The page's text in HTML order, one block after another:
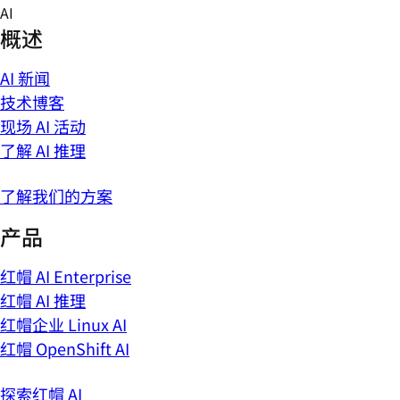
Skip
to
content
AI
概述
AI 新闻
技术博客
现场 AI 活动
了解 AI 推理
了解我们的方案
产品
红帽 AI Enterprise
红帽 AI 推理
红帽企业 Linux AI
红帽 OpenShift AI
探索红帽 AI